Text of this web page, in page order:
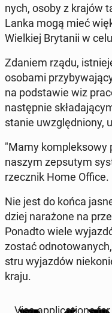
nych, osoby z krajów
Lanka mogą mieć
Wiel­kiej Bry­ta­nii w
Zdaniem rządu,
osobami
na pod­sta­wie wiz
na­stęp­nie
sta­nie uwzględ­nio­ny,
"Mamy kom­plek­so­wy
naszym ze­psu­tym
rzecz­nik Home Office.
Nie jest do końca
dziej na­ra­żo­ne na
Ponadto wiele
zostać
stru wy­jaz­dów
kraju.
Visa ap­pli­ca­tions